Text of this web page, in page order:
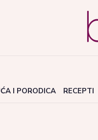
I PORODICA RECEPTI